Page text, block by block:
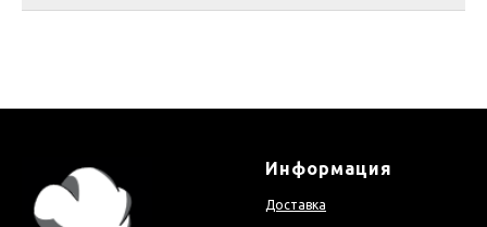
Информация
Доставка